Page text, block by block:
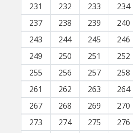
231
232 233 234
237
238 239 240
243
244 245 246
249
250 251 252
255
256 257 258
261
262 263 264
267
268 269 270
273
274 275 276